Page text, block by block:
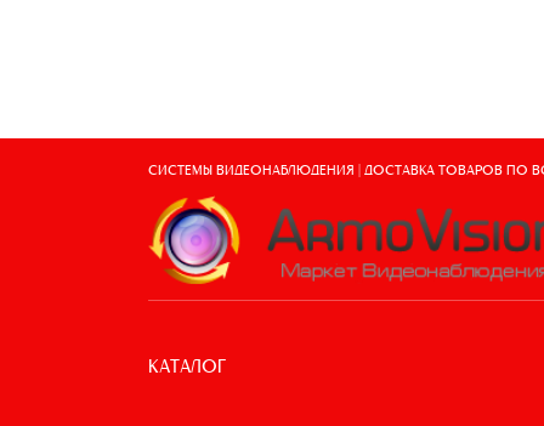
СИСТЕМЫ ВИДЕОНАБЛЮДЕНИЯ | ДОСТАВКА ТОВАРОВ ПО
КАТАЛОГ